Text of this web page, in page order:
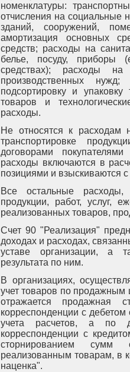
номенклатуры:
отчисления на социальные
зданий, сооружений,
амортизация основных
средств; расходы на
белье, посуду, приборы
средствах); расходы на
производственных
подсортировку и
товаров и
расходы.
Не относятся к расходам
транспортировке
договорами
расходы включаются в
позициями и взыскиваются
Все остальные
продукции, работ, услуг,
реализованных товаров,
Счет 90 "Реализация"
доходах и расходах,
уставе организации, а
результата по ним.
В организациях,
учет товаров по продажным
отражается продажная
корреспонденции с дебетом
учета расчетов, а по
корреспонденции с
сторнированием сумм
реализованным товарам, в
наценка".